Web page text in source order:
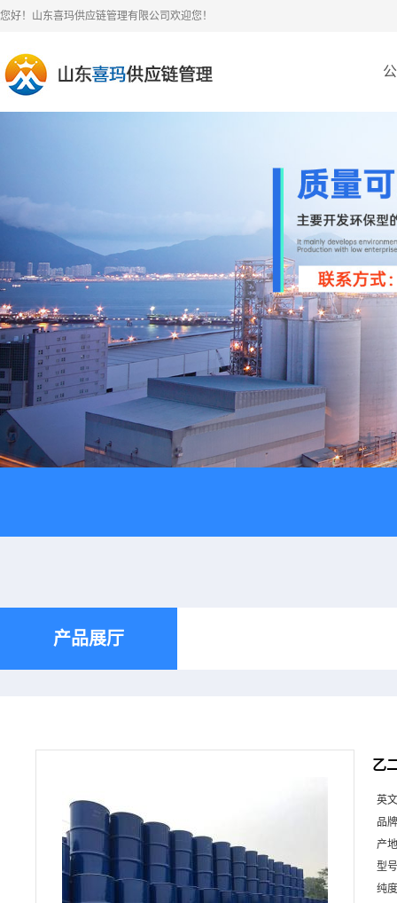
您好！山东喜玛供应链管理有限公司欢迎您！
产品展厅
乙
英
品
产
型
纯